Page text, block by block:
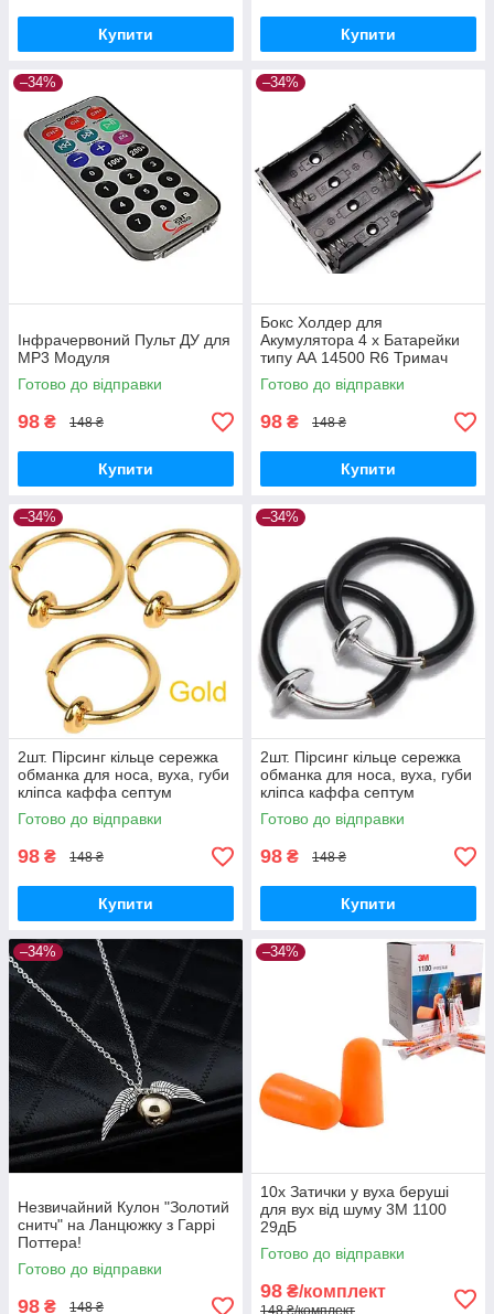
Купити Купити
–34%
Інфрачервоний Пульт ДУ для
MP3 Модуля
Готово до відправки
98 ₴ 148 ₴
Купити
–34%
Бокс Холдер для
Акумулятора 4 х Батарейки
типу АА 14500 R6 Тримач
Holder
Готово до відправки
98 ₴ 148 ₴
Купити
–34%
2шт. Пірсинг кільце сережка
обманка для носа, вуха, губи
кліпса каффа септум
(золото)
Готово до відправки
98 ₴ 148 ₴
Купити
–34%
2шт. Пірсинг кільце сережка
обманка для носа, вуха, губи
кліпса каффа септум
(чорний)
Готово до відправки
98 ₴ 148 ₴
Купити
–34%
Незвичайний Кулон "Золотий
снитч" на Ланцюжку з Гаррі
Поттера!
Готово до відправки
98 ₴ 148 ₴
–34%
10x Затички у вуха беруші
для вух від шуму 3M 1100
29дБ
Готово до відправки
98 ₴/комплект